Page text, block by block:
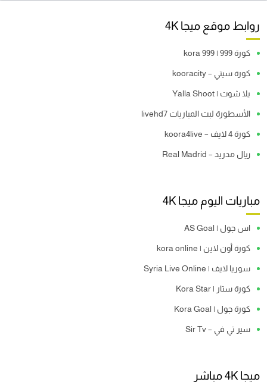
روابط موقع ميجا 4K
كورة 999 | kora 999
كورة سيتي – kooracity
يلا شوت | Yalla Shoot
الأسطورة لبث المباريات livehd7
كورة 4 لايف – koora4live
ريال مدريد – Real Madrid
مباريات اليوم ميجا 4K
اس جول | AS Goal
كورة أون لاين | kora online
سوريا لايف | Syria Live Online
كورة ستار | Kora Star
كورة جول | Kora Goal
سير تي في – Sir Tv
ميجا 4K مباشر